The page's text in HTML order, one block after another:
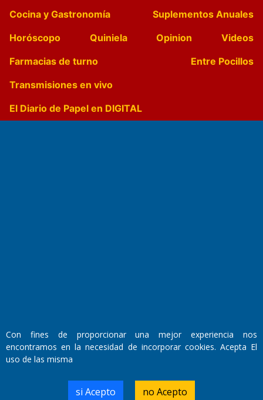
Cocina y Gastronomía
Suplementos Anuales
Horóscopo
Quiniela Opinion
Videos
Farmacias de turno
Entre Pocillos
Transmisiones en vivo
El Diario de Papel en DIGITAL
Director Periodístico:
Walter René Goñi
Domicilio Legal: José Ingenieros 855,
Santa Rosa, La Pampa.
Con fines de proporcionar una mejor experiencia nos
encontramos en la necesidad de incorporar cookies. Acepta El
uso de las misma
si Acepto no Acepto